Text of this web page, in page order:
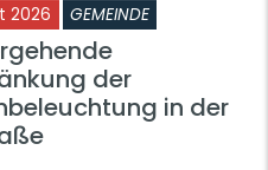
2026 GEMEINDE
der
in der